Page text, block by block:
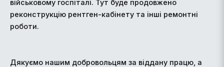
військовому госпіталі. Тут буде продовжено
реконструкцію рентген-кабінету та інші ремонтні
роботи.
Дякуємо нашим добровольцям за віддану працю, а